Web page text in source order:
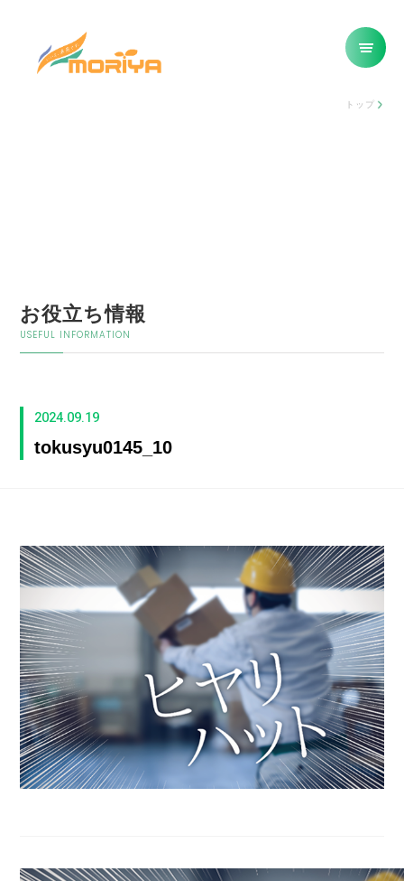
トップ
お役立ち情報
USEFUL INFORMATION
2024.09.19
tokusyu0145_10